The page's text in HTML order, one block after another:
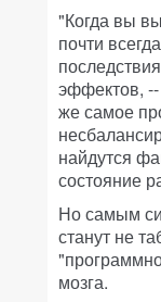
"Когда вы
почти
эффектов,
же самое
найдутся
состояние
Но самым
станут не
мозга.